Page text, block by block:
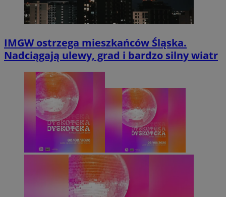
IMGW ostrzega mieszkańców Śląska.
Nadciągają ulewy, grad i bardzo silny wiatr